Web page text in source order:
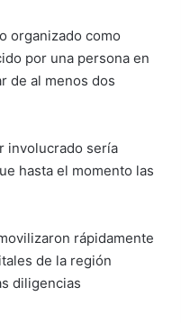
organizado como
por una persona en
de al menos dos
involucrado sería
hasta el momento las
rápidamente
de la región
diligencias